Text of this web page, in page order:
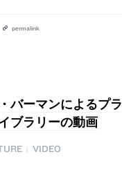
permalink
バーマンによるプラ
ブラリーの動画
VIDEO